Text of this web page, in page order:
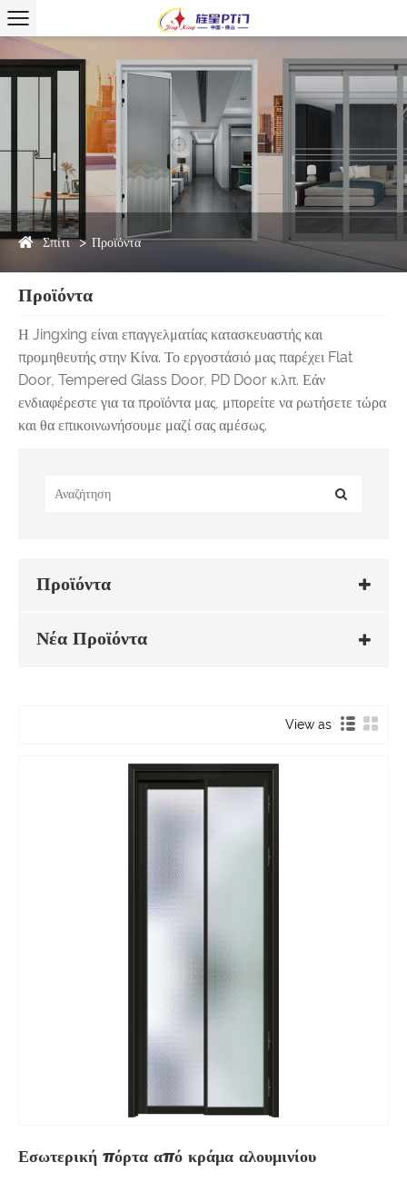
Σπίτι Προϊόντα
Προϊόντα
Η Jingxing είναι επαγγελματίας κατασκευαστής και
προμηθευτής στην Κίνα. Το εργοστάσιό μας παρέχει Flat
Door, Tempered Glass Door, PD Door κ.λπ. Εάν
ενδιαφέρεστε για τα προϊόντα μας, μπορείτε να ρωτήσετε τώρα
και θα επικοινωνήσουμε μαζί σας αμέσως.
Προϊόντα
Νέα Προϊόντα
View as
Εσωτερική πόρτα από κράμα αλουμινίου